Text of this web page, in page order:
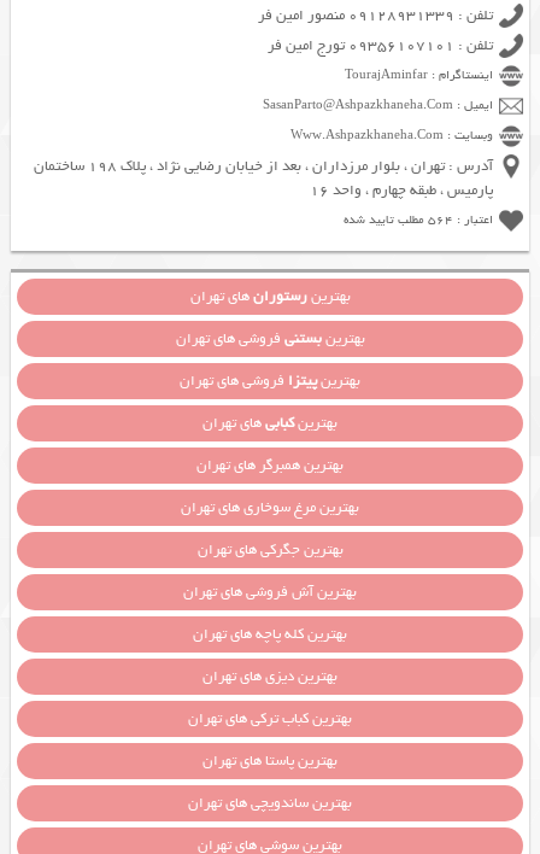
تلفن : 09128931339 منصور امین فر
تلفن : 09356107101 تورج امین فر
اینستاگرام : TourajAminfar
ایمیل : SasanParto@Ashpazkhaneha.Com
وبسایت : Www.Ashpazkhaneha.Com
آدرس : تهران ، بلوار مرزداران ، بعد از خیابان رضایی نژاد ، پلاک 198 ساختمان
پارمیس ، طبقه چهارم ، واحد 16
اعتبار : 564 مطلب تایید شده
بهترینرستورانهای تهران
بهترینبستنی فروشی های تهران
بهترینپیتزا فروشی های تهران
بهترینکبابیهای تهران
بهترین همبرگر های تهران
بهترین مرغ سوخاری های تهران
بهترین جگرکی های تهران
بهترین آش فروشی های تهران
بهترین کله پاچه های تهران
بهترین دیزی های تهران
بهترین کباب ترکی های تهران
بهترین پاستا های تهران
بهترین ساندویچی های تهران
بهترین سوشی های تهران